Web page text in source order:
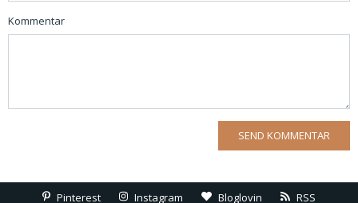
Kommentar
Pinterest Instagram Bloglovin RSS